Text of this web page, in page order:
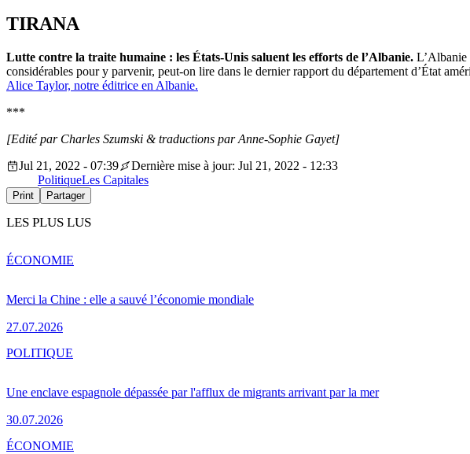
TIRANA
Lutte contre la traite humaine : les États-Unis saluent les efforts de l’Albanie. L’Albanie
considérables pour y parvenir, peut-on lire dans le dernier rapport du département d’État
Alice Taylor, notre éditrice en Albanie.
***
[Edité par Charles Szumski & traductions par Anne-Sophie Gayet]
Jul 21, 2022 - 07:39
Dernière mise à jour: Jul 21, 2022 - 12:33
PolitiqueLes Capitales
Print Partager
LES PLUS LUS
Merci la Chine : elle a sauvé l’économie mondiale
27.07.2026
ÉCONOMIE
Une enclave espagnole dépassée par l'afflux de migrants arrivant par la mer
30.07.2026
POLITIQUE
ÉCONOMIE